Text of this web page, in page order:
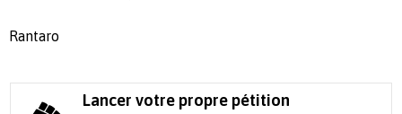
Rantaro
Lancer votre propre pétition